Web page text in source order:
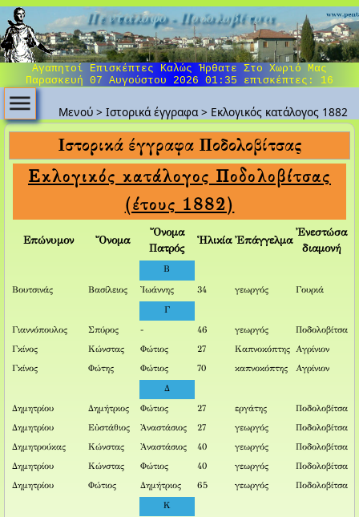
Πεντάλοφο - Ποδολοβίτσα
Αγαπητοί Επισκέπτες Καλώς Ήρθατε Στο Χωριό Μας
Παρασκευή 07 Αυγούστου 2026 01:35 επισκέπτες: 16
Μενού >Ιστορικά έγγραφα> Εκλογικός κατάλογος 1882
Ιστορικά έγγραφα Ποδολοβίτσας
Εκλογικός κατάλογος Ποδολοβίτσας
(έτους 1882)
Επώνυμον Ὄνομα
Ὄνομα
Πατρός
Ἡλικία Ἐπάγγελμα
Ἐνεστώσα
διαμονή
B
Βουτσινάς Βασίλειος Ἰωάννης 34 γεωργός Γουριά
Γ
Γιαννόπουλος Σπύρος - 46 γεωργός Ποδολοβίτσα
Γκίνος Κώνστας Φώτιος 27 Καπνοκόπτης Αγρίνιον
Γκίνος Φώτης Φώτιος 70 καπνοκόπτης Αγρίνιον
Δ
Δημητρίου Δημήτριος Φώτιος 27 εργάτης Ποδολοβίτσα
Δημητρίου Εὐστάθιος Ἀναστάσιος 27 γεωργός Ποδολοβίτσα
Δημητρούκας Κώνστας Ἀναστάσιος 40 γεωργός Ποδολοβίτσα
Δημητρίου Κώνστας Φώτιος 40 γεωργός Ποδολοβίτσα
Δημητρίου Φώτιος Δημήτριος 65 γεωργός Ποδολοβίτσα
K